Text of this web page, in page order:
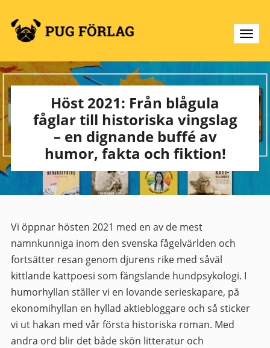
Höst 2021: Från blågula
fåglar till historiska vingslag
– en dignande buffé av
humor, fakta och fiktion!
Vi öppnar hösten 2021 med en av de mest
namnkunniga inom den svenska fågelvärlden och
fortsätter resan genom djurens rike med såväl
kittlande kattpoesi som fängslande hundpsykologi. I
humorhyllan ställer vi en lovande serieskapare, på
ekonomihyllan en hyllad aktiebloggare och så sticker
vi ut hakan med vår första historiska roman. Med
andra ord blir det både skön litteratur och